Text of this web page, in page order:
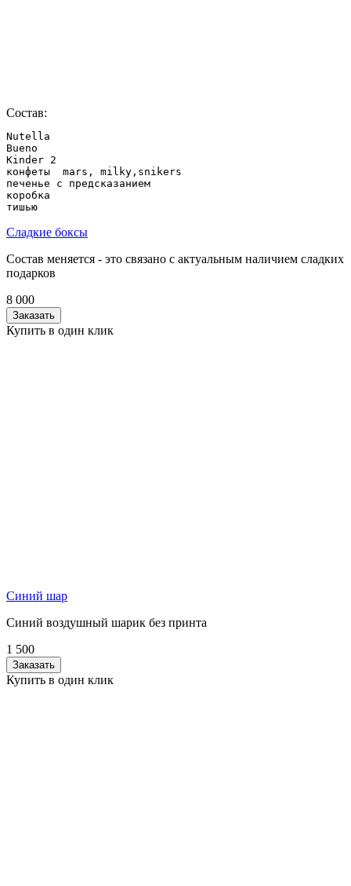
Состав:
Nutella
Bueno
Kinder 2
конфеты  mars, milky,snikers
печенье с предсказанием
коробка
Сладкие боксы
Состав меняется - это связано с актуальным наличием сладких
подарков
8 000
Заказать
Купить в один клик
Синий шар
Синий воздушный шарик без принта
1 500
Заказать
Купить в один клик